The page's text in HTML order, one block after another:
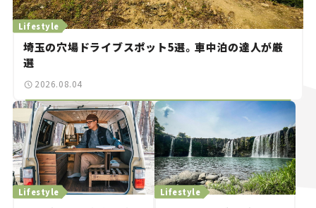
Lifestyle
埼玉の穴場ドライブスポット5選。車中泊の達人が厳
選
2026.08.04
Lifestyle Lifestyle